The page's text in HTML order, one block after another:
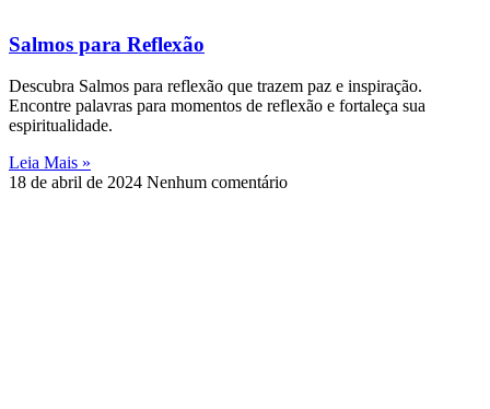
Salmos para Reflexão
Descubra Salmos para reflexão que trazem paz e inspiração.
Encontre palavras para momentos de reflexão e fortaleça sua
espiritualidade.
Leia Mais »
18 de abril de 2024 Nenhum comentário